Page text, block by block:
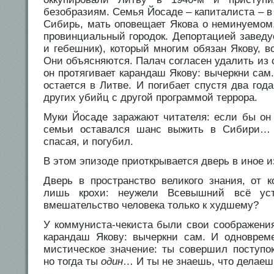
безобразиям. Семья Йосаде – капиталиста –
Сибирь, мать оповещает Якова о
провинциальный городок. Депортацией
и гебешник), который многим обязан Якову,
Они объясняются. Палач согласен удалить из
он протягивает карандаш Якову: вычеркни
остается в Литве. И погибает спустя два
других убийц с другой программой террора.
Муки Йосаде заражают читателя: если бы
семьи оставался шанс выжить в
спасая, и погубил.
В этом эпизоде приоткрывается дверь в иное
Дверь в пространство великого знания, от
лишь крохи: неужели Всевышний всё
вмешательство человека только к худшему?
У коммуниста-чекиста были свои
карандаш Якову: вычеркни сам. И
мистическое значение: ты совершил
но тогда ты один… И ты не знаешь, что